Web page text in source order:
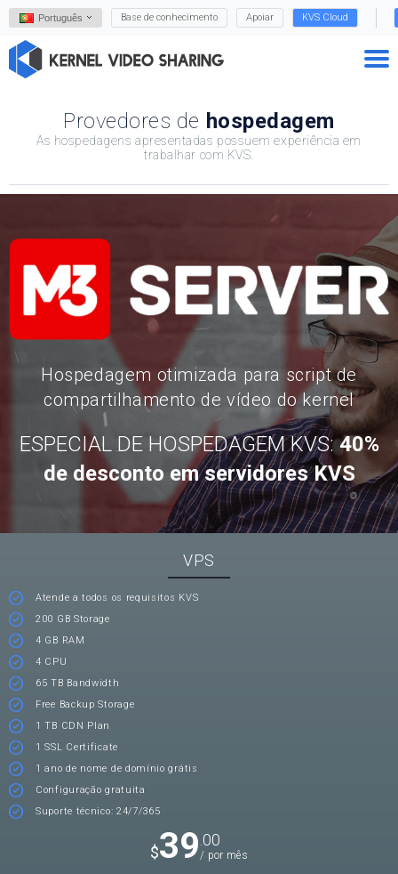
Português Base de conhecimento Apoiar KVS Cloud
Provedores de hospedagem
As hospedagens apresentadas possuem experiência em
trabalhar com KVS.
Hospedagem otimizada para script de
compartilhamento de vídeo do kernel
ESPECIAL DE HOSPEDAGEM KVS:40%
de desconto em servidores KVS
VPS
Atende a todos os requisitos KVS
200 GB Storage
4 GB RAM
4 CPU
65 TB Bandwidth
Free Backup Storage
1 TB CDN Plan
1 SSL Certificate
1 ano de nome de domínio grátis
Configuração gratuita
Suporte técnico: 24/7/365
$39.00
/ por mês